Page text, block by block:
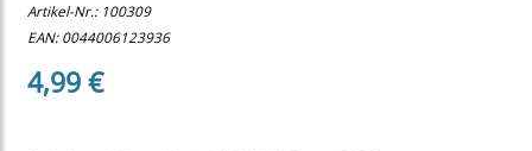
Artikel-Nr.: 100309
EAN: 0044006123936
4,99 €